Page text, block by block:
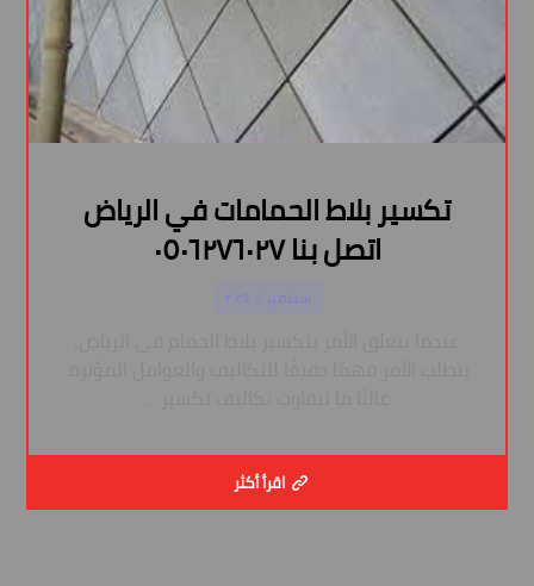
تكسير بلاط الحمامات في الرياض
اتصل بنا ٠٥٠٦٢٧٦٠٢٧
سبتمبر ١, ٢٠٢٤
اقرأ أكثر